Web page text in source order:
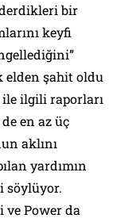
bir
keyfi
elden şahit oldu
ile ilgili raporları
en az üç
aklını
yardımın
söylüyor.
ve Power da